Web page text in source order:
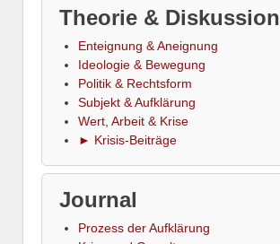
Theorie & Diskussion
Enteignung & Aneignung
Ideologie & Bewegung
Politik & Rechtsform
Subjekt & Aufklärung
Wert, Arbeit & Krise
► Krisis-Beiträge
Journal
Prozess der Aufklärung